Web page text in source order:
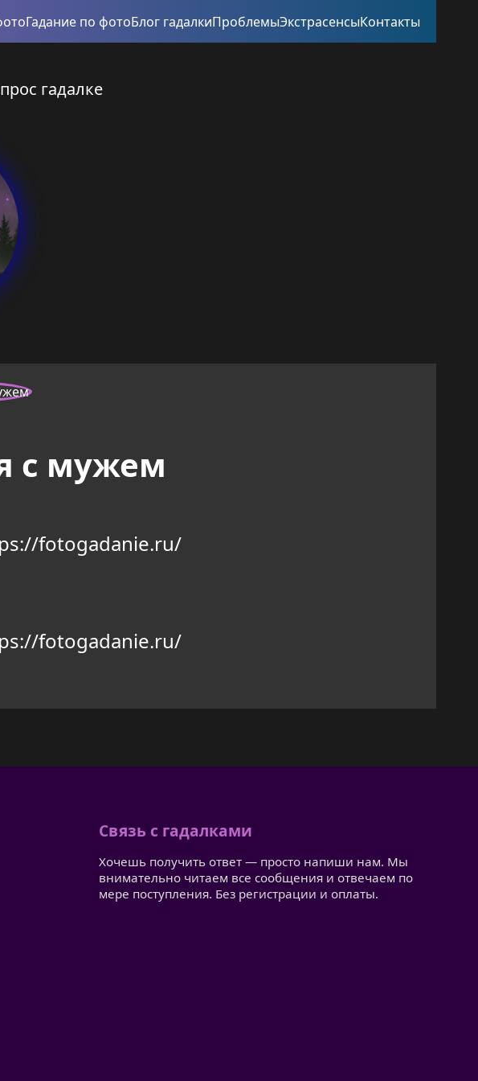
Гадание по фотоБлог гадалкиПроблемыЭкстрасенсыКонтакты
гадалке
с мужем
fotogadanie.ru/
fotogadanie.ru/
Связь с гадалками
Хочешь получить ответ — просто напиши нам. Мы
внимательно читаем все сообщения и отвечаем по
мере поступления. Без регистрации и оплаты.